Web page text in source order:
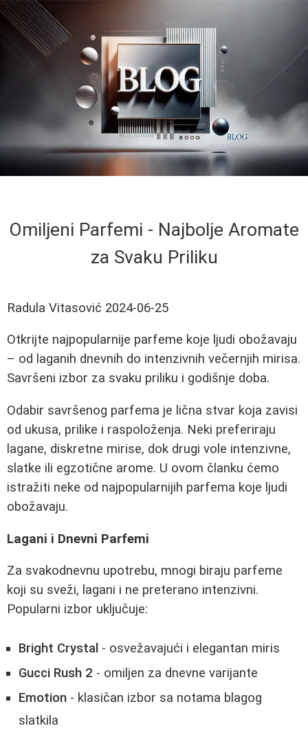
Omiljeni Parfemi - Najbolje Aromate
za Svaku Priliku
Radula Vitasović 2024-06-25
Otkrijte najpopularnije parfeme koje ljudi obožavaju
– od laganih dnevnih do intenzivnih večernjih mirisa.
Savršeni izbor za svaku priliku i godišnje doba.
Odabir savršenog parfema je lična stvar koja zavisi
od ukusa, prilike i raspoloženja. Neki preferiraju
lagane, diskretne mirise, dok drugi vole intenzivne,
slatke ili egzotične arome. U ovom članku ćemo
istražiti neke od najpopularnijih parfema koje ljudi
obožavaju.
Lagani i Dnevni Parfemi
Za svakodnevnu upotrebu, mnogi biraju parfeme
koji su sveži, lagani i ne preterano intenzivni.
Popularni izbor uključuje:
Bright Crystal - osvežavajući i elegantan miris
Gucci Rush 2 - omiljen za dnevne varijante
Emotion - klasičan izbor sa notama blagog
slatkila